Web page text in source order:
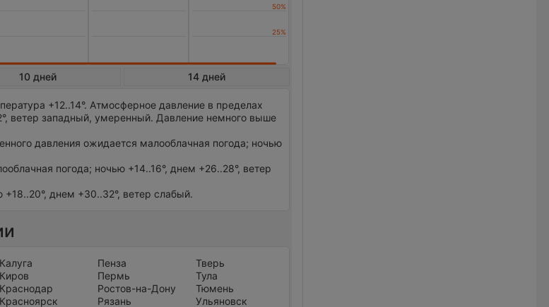
10 дней 14 дней
+12..14°. Атмосферное давление в пределах
ветер западный, умеренный. Давление немного выше
давления ожидается малооблачная погода; ночью
погода; ночью +14..16°, днем +26..28°, ветер
днем +30..32°, ветер слабый.
Калуга
Киров
Краснодар
Красноярск
Пенза
Пермь
Ростов-на-Дону
Рязань
Тверь
Тула
Тюмень
Ульяновск